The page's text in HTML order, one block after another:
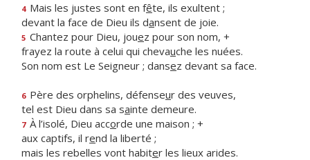
4 Mais les justes sont en fête, ils exultent ;
devant la face de Dieu ils dansent de joie.
5 Chantez pour Dieu, jouez pour son nom, +
frayez la route à celui qui chevauche les nuées.
Son nom est Le Seigneur ; dansez devant sa face.
6 Père des orphelins, défenseur des veuves,
tel est Dieu dans sa sainte demeure.
7 À l’isolé, Dieu accorde une maison ; +
aux captifs, il rend la liberté ;
mais les rebelles vont habiter les lieux arides.